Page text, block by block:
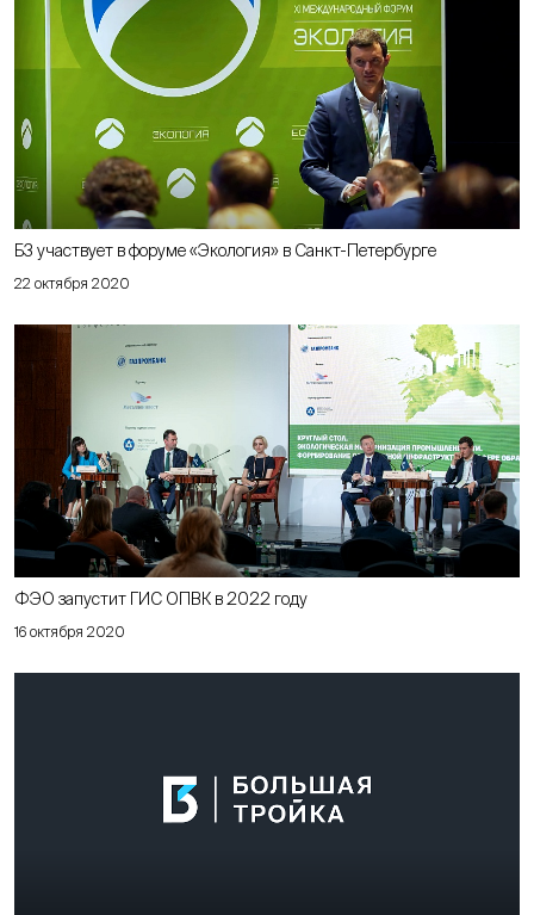
22 октября 2020
Б3 участвует в форуме «Экология» в Санкт-Петербурге
16 октября 2020
ФЭО запустит ГИС ОПВК в 2022 году